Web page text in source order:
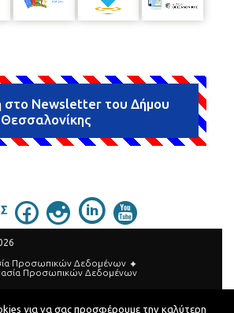
στο Newsletter του Δήμου
Θεσσαλονίκης
Προσωπικών Δεδομένων
Προσωπικών Δεδομένων
για να σας προσφέρουμε την καλύτερη